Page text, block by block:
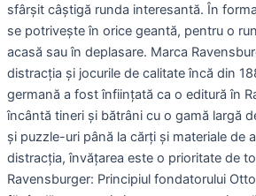
sfârșit câștigă runda interesantă. În
se potrivește în orice geantă, pentru o
acasă sau în deplasare. Marca
distracția și jocurile de calitate încă din
germană a fost înființată ca o editură în
încântă tineri și bătrâni cu o gamă largă
și puzzle-uri până la cărți și materiale de
distracția, învățarea este o prioritate de
Ravensburger: Principiul fondatorului